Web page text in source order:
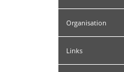
Organisation
Links